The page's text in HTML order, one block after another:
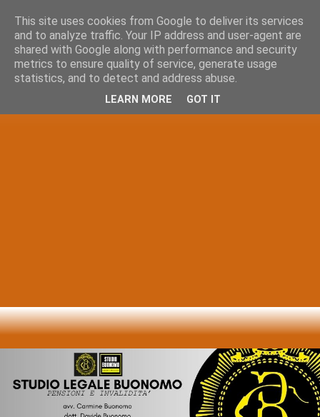
This site uses cookies from Google to deliver its services
and to analyze traffic. Your IP address and user-agent are
shared with Google along with performance and security
metrics to ensure quality of service, generate usage
statistics, and to detect and address abuse.
LEARN MORE GOT IT